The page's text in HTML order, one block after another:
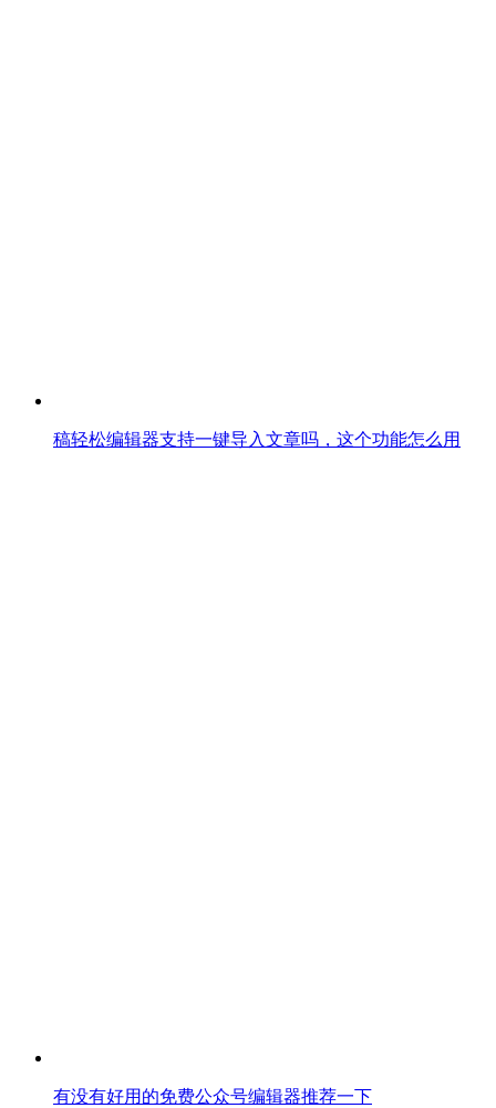
稿轻松编辑器支持一键导入文章吗，这个功能怎么用
有没有好用的免费公众号编辑器推荐一下